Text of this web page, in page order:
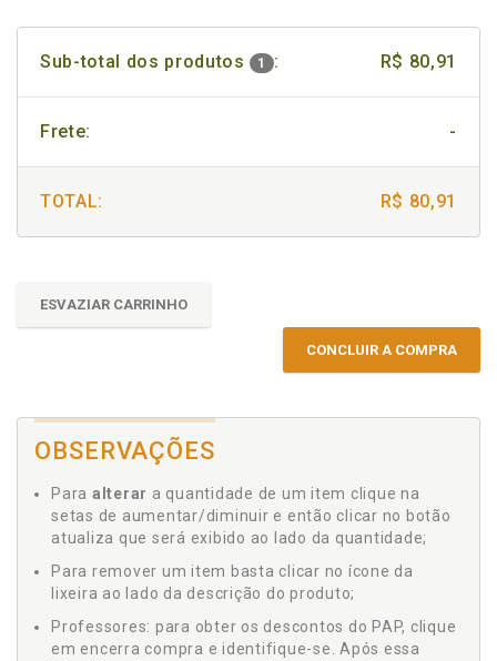
Sub-total dos produtos 1 : R$ 80,91
Frete: -
TOTAL: R$ 80,91
ESVAZIAR CARRINHO
CONCLUIR A COMPRA
OBSERVAÇÕES
Para alterar a quantidade de um item clique na
setas de aumentar/diminuir e então clicar no botão
atualiza que será exibido ao lado da quantidade;
Para remover um item basta clicar no ícone da
lixeira ao lado da descrição do produto;
Professores: para obter os descontos do PAP, clique
em encerra compra e identifique-se. Após essa